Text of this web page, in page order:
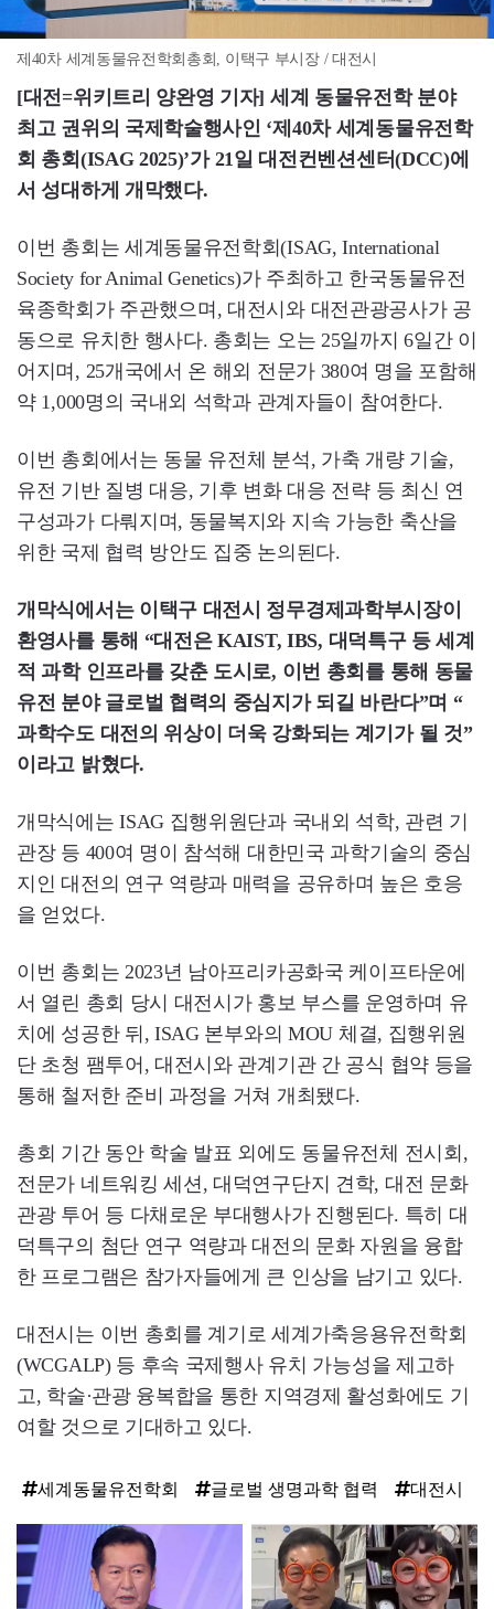
제40차 세계동물유전학회총회, 이택구 부시장 / 대전시
[대전=위키트리 양완영 기자] 세계 동물유전학 분야
최고 권위의 국제학술행사인 ‘제40차 세계동물유전학
회 총회(ISAG 2025)’가 21일 대전컨벤션센터(DCC)에
서 성대하게 개막했다.
이번 총회는 세계동물유전학회(ISAG, International
Society for Animal Genetics)가 주최하고 한국동물유전
육종학회가 주관했으며, 대전시와 대전관광공사가 공
동으로 유치한 행사다. 총회는 오는 25일까지 6일간 이
어지며, 25개국에서 온 해외 전문가 380여 명을 포함해
약 1,000명의 국내외 석학과 관계자들이 참여한다.
이번 총회에서는 동물 유전체 분석, 가축 개량 기술,
유전 기반 질병 대응, 기후 변화 대응 전략 등 최신 연
구성과가 다뤄지며, 동물복지와 지속 가능한 축산을
위한 국제 협력 방안도 집중 논의된다.
개막식에서는 이택구 대전시 정무경제과학부시장이
환영사를 통해 “대전은 KAIST, IBS, 대덕특구 등 세계
적 과학 인프라를 갖춘 도시로, 이번 총회를 통해 동물
유전 분야 글로벌 협력의 중심지가 되길 바란다”며 “
과학수도 대전의 위상이 더욱 강화되는 계기가 될 것”
이라고 밝혔다.
개막식에는 ISAG 집행위원단과 국내외 석학, 관련 기
관장 등 400여 명이 참석해 대한민국 과학기술의 중심
지인 대전의 연구 역량과 매력을 공유하며 높은 호응
을 얻었다.
이번 총회는 2023년 남아프리카공화국 케이프타운에
서 열린 총회 당시 대전시가 홍보 부스를 운영하며 유
치에 성공한 뒤, ISAG 본부와의 MOU 체결, 집행위원
단 초청 팸투어, 대전시와 관계기관 간 공식 협약 등을
통해 철저한 준비 과정을 거쳐 개최됐다.
총회 기간 동안 학술 발표 외에도 동물유전체 전시회,
전문가 네트워킹 세션, 대덕연구단지 견학, 대전 문화
관광 투어 등 다채로운 부대행사가 진행된다. 특히 대
덕특구의 첨단 연구 역량과 대전의 문화 자원을 융합
한 프로그램은 참가자들에게 큰 인상을 남기고 있다.
대전시는 이번 총회를 계기로 세계가축응용유전학회
(WCGALP) 등 후속 국제행사 유치 가능성을 제고하
고, 학술·관광 융복합을 통한 지역경제 활성화에도 기
여할 것으로 기대하고 있다.
세계동물유전학회 글로벌 생명과학 협력 대전시
탑
라
인